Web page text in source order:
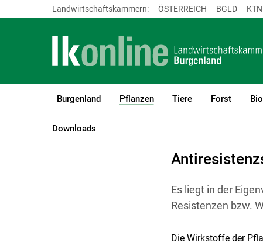
Landwirtschaftskammern: ÖSTERREICH BGLD KTN
Burgenland Pflanzen
(current)1
Tiere Forst Bio
Downloads
LK Burgenland
Es liegt in der
Resistenzen bzw.
Die Wirkstoffe der